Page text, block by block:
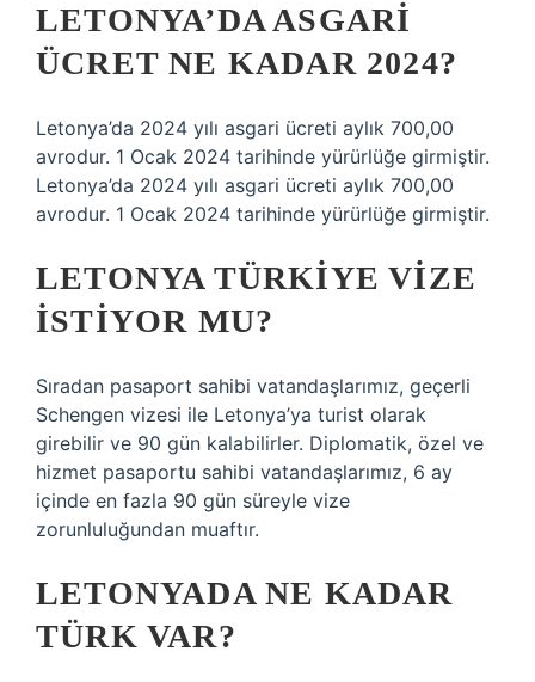
LETONYA’DA ASGARI
ÜCRET NE KADAR 2024?
Letonya’da 2024 yılı asgari ücreti aylık 700,00
avrodur. 1 Ocak 2024 tarihinde yürürlüğe girmiştir.
Letonya’da 2024 yılı asgari ücreti aylık 700,00
avrodur. 1 Ocak 2024 tarihinde yürürlüğe girmiştir.
LETONYA TÜRKIYE VIZE
ISTIYOR MU?
Sıradan pasaport sahibi vatandaşlarımız, geçerli
Schengen vizesi ile Letonya’ya turist olarak
girebilir ve 90 gün kalabilirler. Diplomatik, özel ve
hizmet pasaportu sahibi vatandaşlarımız, 6 ay
içinde en fazla 90 gün süreyle vize
zorunluluğundan muaftır.
LETONYADA NE KADAR
TÜRK VAR?